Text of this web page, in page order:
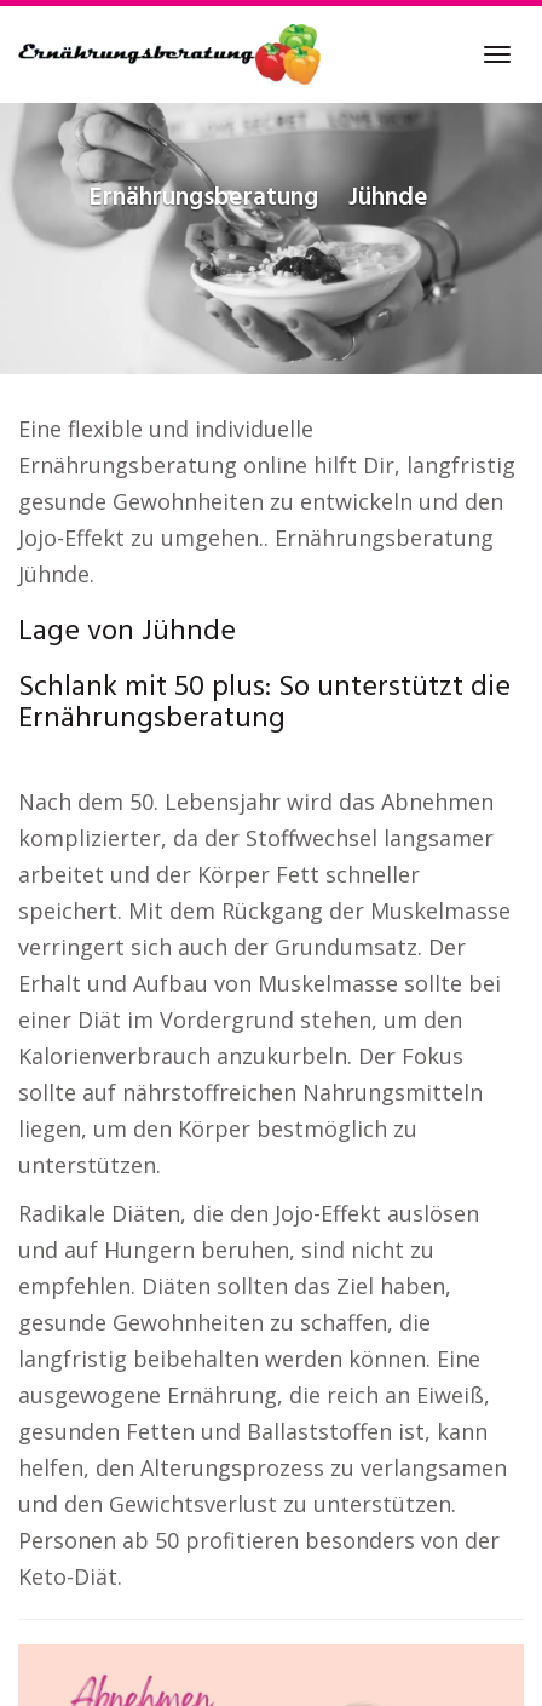
to
content
Ernährungsberatung Jühnde
Eine flexible und individuelle
Ernährungsberatung online hilft Dir, langfristig
gesunde Gewohnheiten zu entwickeln und den
Jojo-Effekt zu umgehen.. Ernährungsberatung
Jühnde.
Lage von Jühnde
Schlank mit 50 plus: So unterstützt die
Ernährungsberatung
Nach dem 50. Lebensjahr wird das Abnehmen
komplizierter, da der Stoffwechsel langsamer
arbeitet und der Körper Fett schneller
speichert. Mit dem Rückgang der Muskelmasse
verringert sich auch der Grundumsatz. Der
Erhalt und Aufbau von Muskelmasse sollte bei
einer Diät im Vordergrund stehen, um den
Kalorienverbrauch anzukurbeln. Der Fokus
sollte auf nährstoffreichen Nahrungsmitteln
liegen, um den Körper bestmöglich zu
unterstützen.
Radikale Diäten, die den Jojo-Effekt auslösen
und auf Hungern beruhen, sind nicht zu
empfehlen. Diäten sollten das Ziel haben,
gesunde Gewohnheiten zu schaffen, die
langfristig beibehalten werden können. Eine
ausgewogene Ernährung, die reich an Eiweiß,
gesunden Fetten und Ballaststoffen ist, kann
helfen, den Alterungsprozess zu verlangsamen
und den Gewichtsverlust zu unterstützen.
Personen ab 50 profitieren besonders von der
Keto-Diät.